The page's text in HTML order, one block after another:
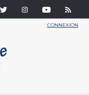
CONNEXION